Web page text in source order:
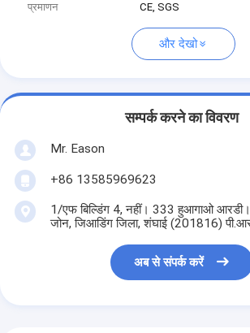
प्रमाणन
CE, SGS
और देखो
सम्पर्क करने का विवरण
Mr. Eason
+86 13585969623
1/एफ बिल्डिंग 4, नहीं। 333 हुआगाओ
जोन, जिआडिंग जिला, शंघाई (201816)
अब से संपर्क करें